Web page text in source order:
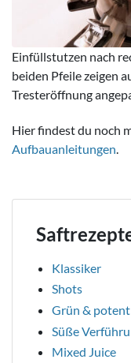
Einfüllstutzen nach
beiden Pfeile zeigen
Tresteröffnung
Hier findest du noch
Aufbauanleitungen.
Klassiker
Shots
Grün & potent
Süße
Mixed Juice